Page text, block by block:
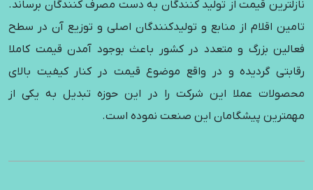
نازلترین قیمت از تولید کنندگان به دست مصرف کنندگان برساند.
تامین اقلام از منابع و تولیدکنندگان اصلی و توزیع آن در سطح
فعالین بزرگ و متعدد در کشور باعث بوجود آمدن قیمت کاملا
رقابتی گردیده و در واقع موضوع قیمت در کنار کیفیت بالای
محصولات عملا این شرکت را در این حوزه تبدیل به یکی از
مهمترین پیشگامان این صنعت نموده است.